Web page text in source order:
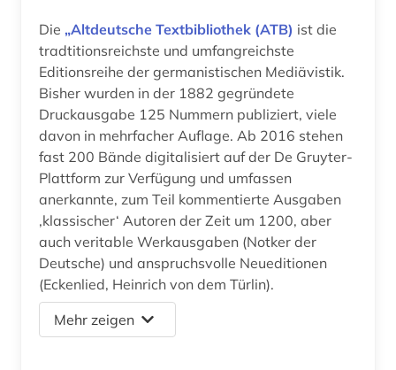
Die „Altdeutsche Textbibliothek (ATB) ist die
tradtitionsreichste und umfangreichste
Editionsreihe der germanistischen Mediävistik.
Bisher wurden in der 1882 gegründete
Druckausgabe 125 Nummern publiziert, viele
davon in mehrfacher Auflage. Ab 2016 stehen
fast 200 Bände digitalisiert auf der De Gruyter-
Plattform zur Verfügung und umfassen
anerkannte, zum Teil kommentierte Ausgaben
‚klassischer‘ Autoren der Zeit um 1200, aber
auch veritable Werkausgaben (Notker der
Deutsche) und anspruchsvolle Neueditionen
(Eckenlied, Heinrich von dem Türlin).
Mehr zeigen